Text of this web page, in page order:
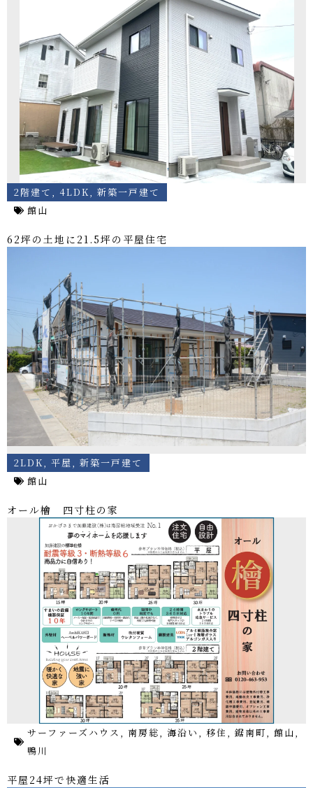
2階建て , 4LDK, 新築一戸建て
館山
62坪の土地に21.5坪の平屋住宅
2LDK 平屋
新築一戸建て
館山
オール檜 四寸柱の家
サーファーズハウス , 南房総, 海沿い , 移住 , 鋸南町, 館山,
鴨川
平屋24坪で快適生活